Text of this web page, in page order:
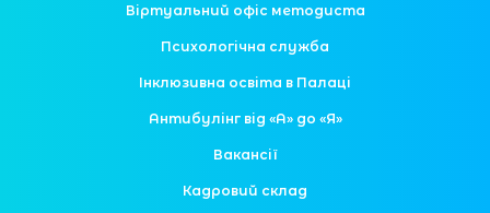
Віртуальний офіс методиста
Психологічна служба
Інклюзивна освіта в Палаці
Антибулінг від «А» до «Я»
Вакансії
Кадровий склад